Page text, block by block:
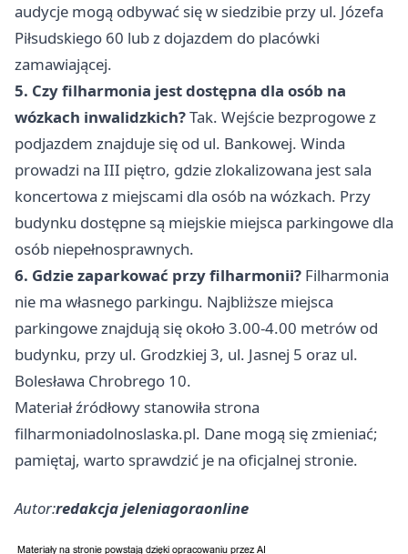
audycje mogą odbywać się w siedzibie przy ul. Józefa
Piłsudskiego 60 lub z dojazdem do placówki
zamawiającej.
5. Czy filharmonia jest dostępna dla osób na
wózkach inwalidzkich?Tak. Wejście bezprogowe z
podjazdem znajduje się od ul. Bankowej. Winda
prowadzi na III piętro, gdzie zlokalizowana jest sala
koncertowa z miejscami dla osób na wózkach. Przy
budynku dostępne są miejskie miejsca parkingowe dla
osób niepełnosprawnych.
6. Gdzie zaparkować przy filharmonii? Filharmonia
nie ma własnego parkingu. Najbliższe miejsca
parkingowe znajdują się około 3.00-4.00 metrów od
budynku, przy ul. Grodzkiej 3, ul. Jasnej 5 oraz ul.
Bolesława Chrobrego 10.
Materiał źródłowy stanowiła strona
filharmoniadolnoslaska.pl. Dane mogą się zmieniać;
pamiętaj, warto sprawdzić je na oficjalnej stronie.
Autor:redakcja jeleniagoraonline